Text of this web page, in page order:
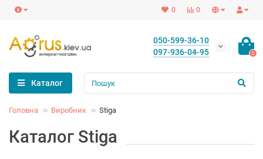
0
0
050-599-36-10
097-936-04-95
0
Каталог
Головна Виробник Stiga
Каталог Stiga